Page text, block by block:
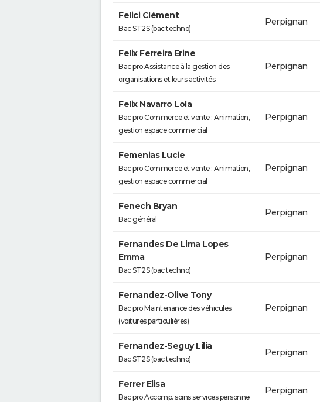
Felici Clément
Bac ST2S (bac techno)
Perpignan
Felix Ferreira Erine
Bac pro Assistance à la gestion des
organisations et leurs activités
Perpignan
Felix Navarro Lola
Bac pro Commerce et vente : Animation,
gestion espace commercial
Perpignan
Femenias Lucie
Bac pro Commerce et vente : Animation,
gestion espace commercial
Perpignan
Fenech Bryan
Bac général
Perpignan
Fernandes De Lima Lopes
Emma
Bac ST2S (bac techno)
Perpignan
Fernandez-Olive Tony
Bac pro Maintenance des véhicules
(voitures particulières)
Perpignan
Fernandez-Seguy Lilia
Bac ST2S (bac techno)
Perpignan
Ferrer Elisa
Bac pro Accomp. soins services personne
Perpignan